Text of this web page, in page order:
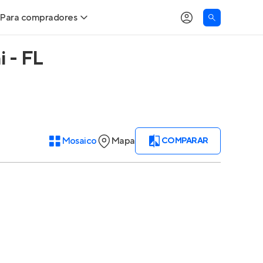
Entrar no Apto
Para compradores
Buscar um imóvel novo
Correção do INCC
- FL
Mosaico Mapa COMPARAR